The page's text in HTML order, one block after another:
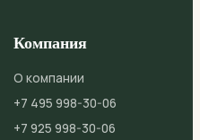
Компания
О компании
+7 495 998-30-06
+7 925 998-30-06